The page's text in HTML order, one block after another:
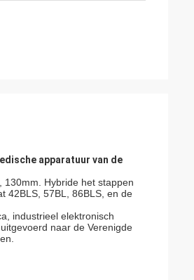
apparatuur van de
Hybride het stappen
42BLS, 57BL, 86BLS, en de
industrieel elektronisch
naar de Verenigde